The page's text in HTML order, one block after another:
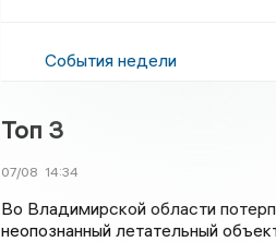
События недели
Топ 3
07/08 14:34
Во Владимирской области
неопознанный летательный